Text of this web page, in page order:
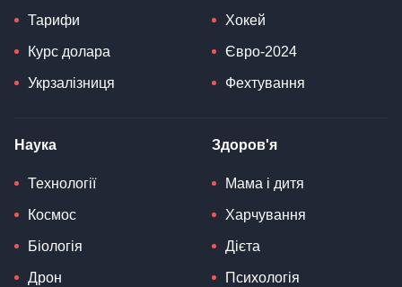
Тарифи
Курс долара
Укрзалізниця
Хокей
Євро-2024
Фехтування
Наука
Технології
Космос
Біологія
Дрон
Здоров'я
Мама і дитя
Харчування
Дієта
Психологія